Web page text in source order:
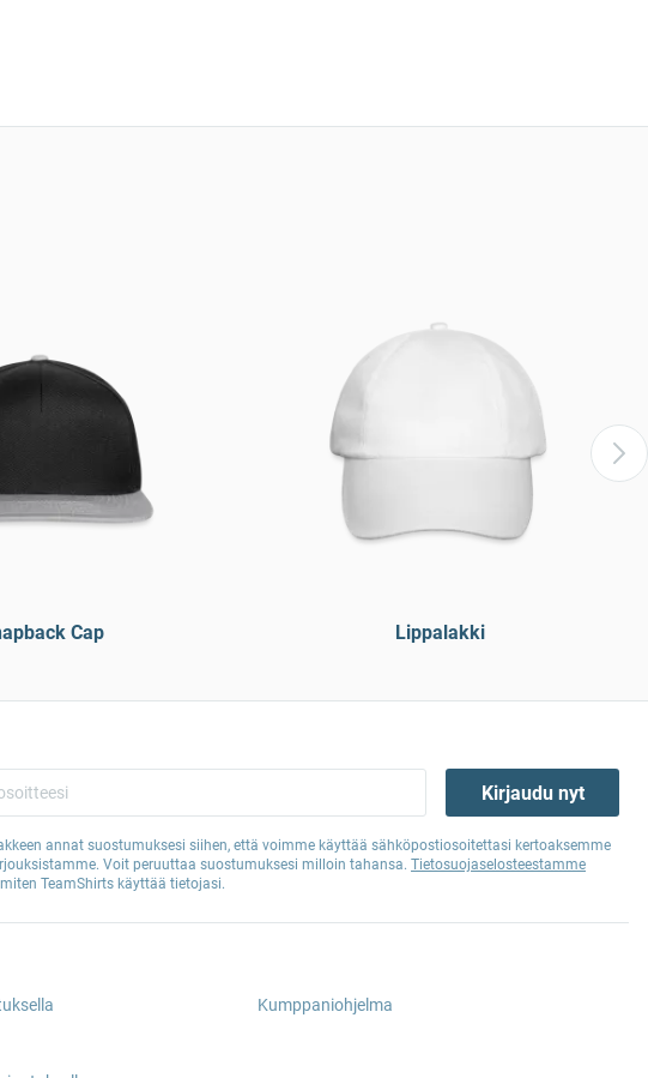
Cap Lippalakki
Kirjaudu nyt
annat suostumuksesi siihen, että voimme käyttää sähköpostiosoitettasi kertoaksemme
Voit peruuttaa suostumuksesi milloin tahansa. Tietosuojaselosteestamme
TeamShirts käyttää tietojasi.
Kumppaniohjelma